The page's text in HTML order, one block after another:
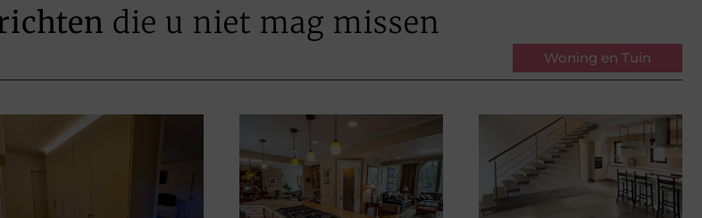
die u niet mag missen
Woning en Tuin